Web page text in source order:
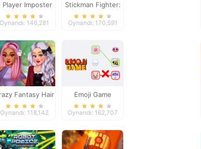
Player Imposter
Soccer
Oynandı: 146,281
Stickman Fighter:
Epic Battles
Oynandı: 170,591
Fantasy Hair
Salon
Oynandı: 118,142
Emoji Game
Oynandı: 162,707